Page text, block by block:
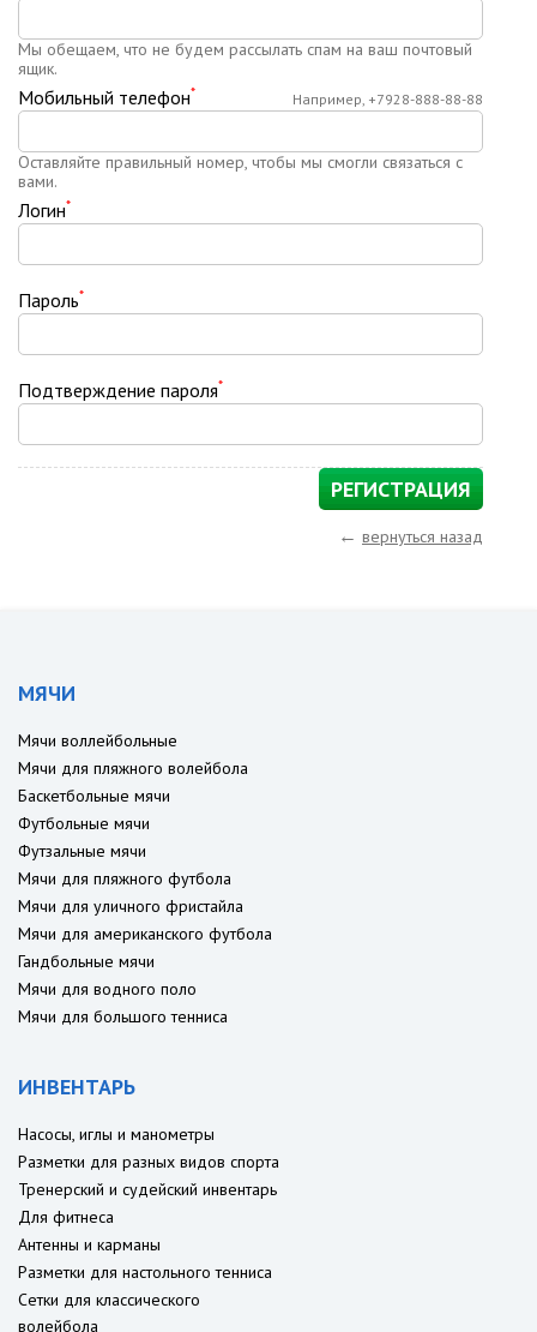
Мы обещаем, что не будем рассылать спам на ваш почтовый
ящик.
Мобильный телефон*
Оставляйте правильный номер, чтобы мы смогли связаться с
вами.
Например, +7928-888-88-88
Логин*
Пароль*
Подтверждение пароля*
← вернуться назад
МЯЧИ
Мячи воллейбольные
Мячи для пляжного волейбола
Баскетбольные мячи
Футбольные мячи
Футзальные мячи
Мячи для пляжного футбола
Мячи для уличного фристайла
Мячи для американского футбола
Гандбольные мячи
Мячи для водного поло
Мячи для большого тенниса
ИНВЕНТАРЬ
Насосы, иглы и манометры
Разметки для разных видов спорта
Тренерский и судейский инвентарь
Для фитнеса
Антенны и карманы
Разметки для настольного тенниса
Сетки для классического
волейбола